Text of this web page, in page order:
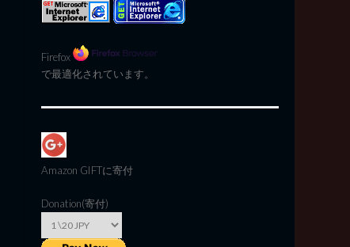
Firefox
で最適化されています。
Amazon GIFTに寄付
Donation(寄付)